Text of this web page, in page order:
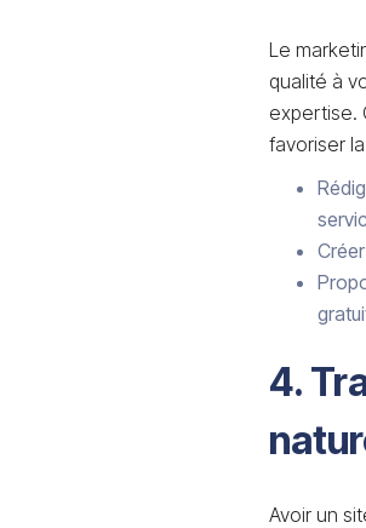
Le
qualité à
expertise.
favoriser
4.
Avoir un